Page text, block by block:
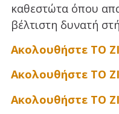
καθεστώτα όπου
βέλτιστη δυνατή
Ακολουθήστε ΤΟ
Ακολουθήστε ΤΟ
Ακολουθήστε ΤΟ